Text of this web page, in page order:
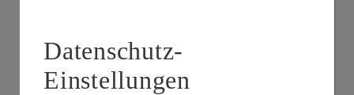
Datenschutz-
Einstellungen